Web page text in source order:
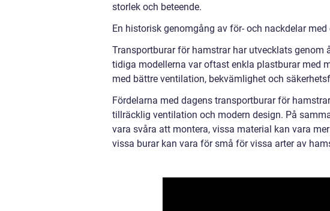
storlek och beteende.
En historisk genomgång av för- och nackdelar
Transportburar för hamstrar har utvecklats genom
tidiga modellerna var oftast enkla plastburar med
med bättre ventilation, bekvämlighet och
Fördelarna med dagens transportburar för
tillräcklig ventilation och modern design. På
vara svåra att montera, vissa material kan vara
vissa burar kan vara för små för vissa arter av